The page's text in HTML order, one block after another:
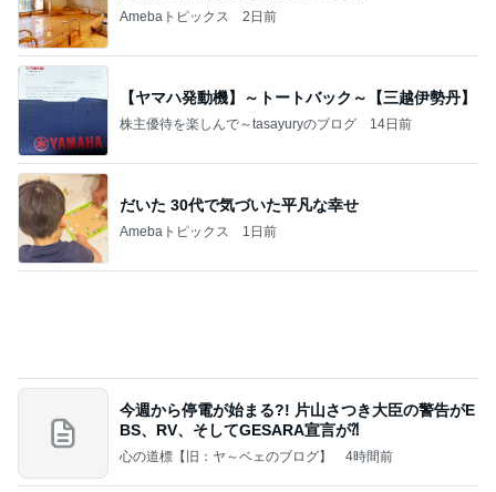
Amebaトピックス 2日前
【ヤマハ発動機】～トートバック～【三越伊勢丹】
株主優待を楽しんで～tasayuryのブログ 14日前
だいた 30代で気づいた平凡な幸せ
Amebaトピックス 1日前
今週から停電が始まる?! 片山さつき大臣の警告がE
BS、RV、そしてGESARA宣言が⁈
心の道標【旧：ヤ～ベェのブログ】 4時間前